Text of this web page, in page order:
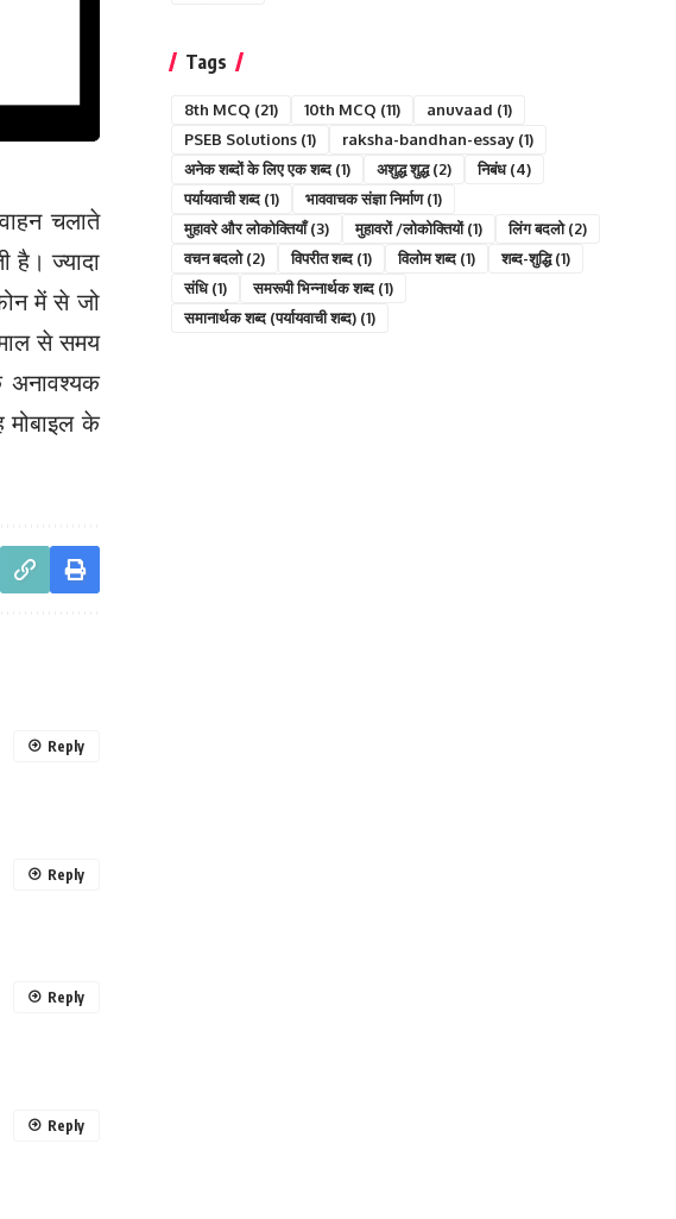
चलाते
है। ज्यादा
में से जो
से समय
अनावश्यक
मोबाइल के
Reply
Reply
Reply
Reply
Tags
8th MCQ (21) 10th MCQ (11) anuvaad (1)
PSEB Solutions(1) raksha-bandhan-essay(1)
अनेक शब्दों के लिए एक शब्द(1) अशुद्ध शुद्ध(2) निबंध(4)
पर्यायवाची शब्द(1) भाववाचक संज्ञा निर्माण(1)
मुहावरे और लोकोक्तियाँ(3) मुहावरों /लोकोक्तियों(1) लिंग बदलो(2)
वचन बदलो(2) विपरीत शब्द(1) विलोम शब्द(1) शब्द-शुद्धि(1)
संधि(1) समरूपी भिन्नार्थक शब्द(1)
समानार्थक शब्द (पर्यायवाची शब्द)(1)